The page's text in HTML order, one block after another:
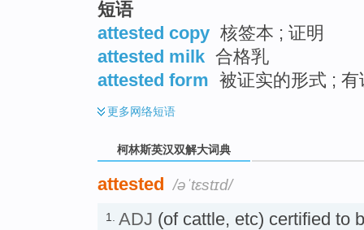
短语
attested copy 核签本 ; 证明
attested milk 合格乳
attested form 被证实的形式 ; 有
更多网络短语
柯林斯英汉双解大词典
attested /əˈtɛstɪd/
1. ADJ (of cattle, etc) certified to